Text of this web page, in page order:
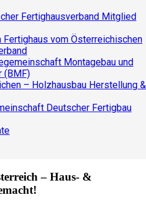
Fertighausverband Mitglied
Fertighaus vom Österreichischen
Montagebau und
(BMF)
– Holzhausbau Herstellung &
Deutscher Fertigbau
– Haus- &